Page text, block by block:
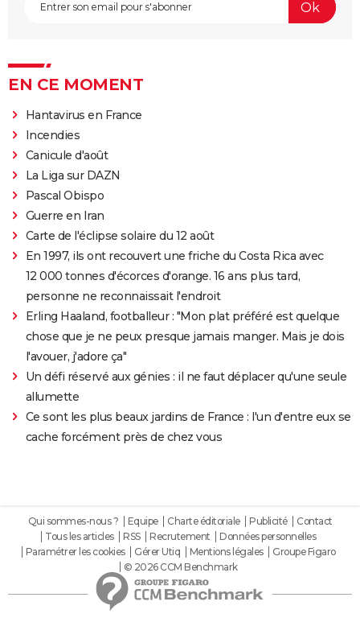
EN CE MOMENT
Hantavirus en France
Incendies
Canicule d'août
La Liga sur DAZN
Pascal Obispo
Guerre en Iran
Carte de l'éclipse solaire du 12 août
En 1997, ils ont recouvert une friche du Costa Rica avec
12 000 tonnes d'écorces d'orange. 16 ans plus tard,
personne ne reconnaissait l'endroit
Erling Haaland, footballeur : "Mon plat préféré est quelque
chose que je ne peux presque jamais manger. Mais je dois
l'avouer, j'adore ça"
Un défi réservé aux génies : il ne faut déplacer qu'une seule
allumette
Ce sont les plus beaux jardins de France : l'un d'entre eux se
cache forcément près de chez vous
Qui sommes-nous ? Equipe Charte éditoriale Publicité
Contact
Tous les articles
RSS Recrutement
Données personnelles
Paramétrer les cookies
Gérer Utiq Mentions légales
Groupe Figaro
© 2026 CCM Benchmark